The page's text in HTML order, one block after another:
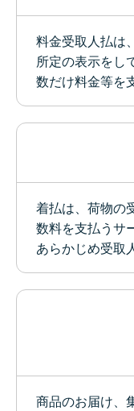
料金受取人払は
所定の表示をし
数だけ料金等を
着払は、荷物の
数料を支払うサ
あらかじめ受取
商品のお届け、